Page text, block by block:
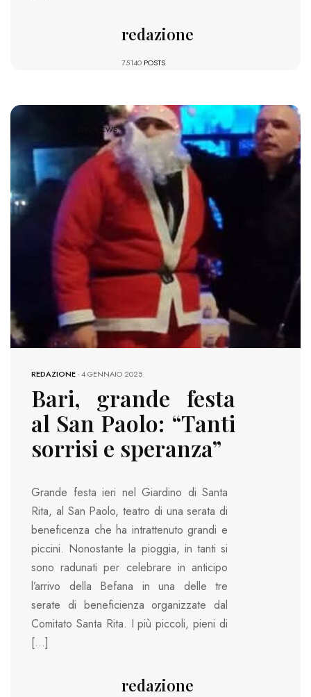
redazione
75140 POSTS
1232 VIEWS
REDAZIONE-4 GENNAIO 2025
Bari, grande festa
al San Paolo: “Tanti
sorrisi e speranza”
Grande festa ieri nel Giardino di Santa
Rita, al San Paolo, teatro di una serata di
beneficenza che ha intrattenuto grandi e
piccini. Nonostante la pioggia, in tanti si
sono radunati per celebrare in anticipo
l’arrivo della Befana in una delle tre
serate di beneficienza organizzate dal
Comitato Santa Rita. I più piccoli, pieni di
[…]
redazione